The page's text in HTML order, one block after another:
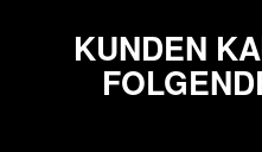
KUNDEN